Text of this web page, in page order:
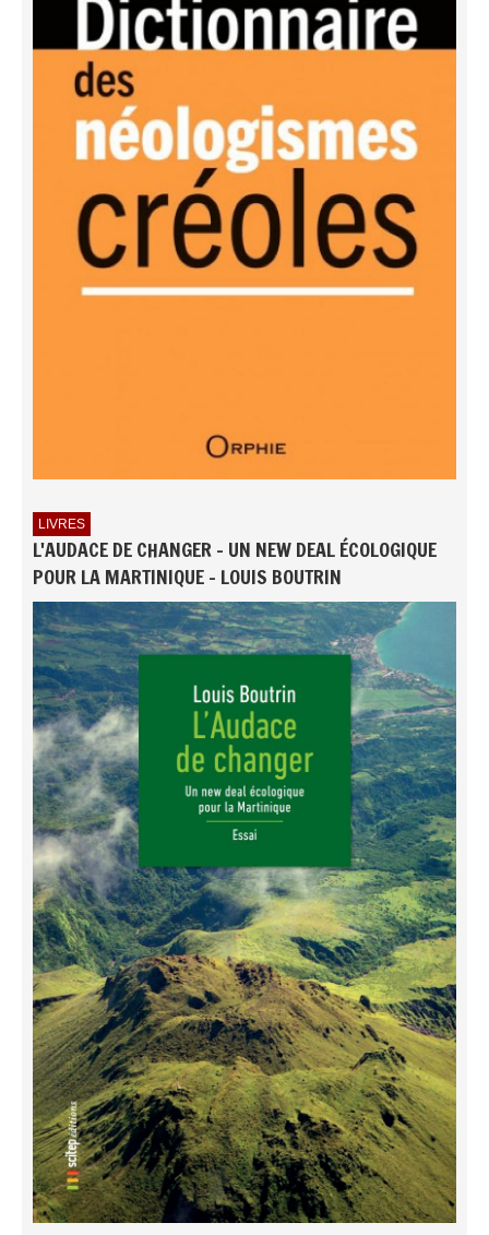
LIVRES
L'AUDACE DE CHANGER - UN NEW DEAL ÉCOLOGIQUE
POUR LA MARTINIQUE - LOUIS BOUTRIN